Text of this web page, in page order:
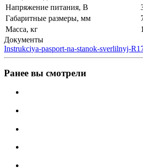
Напряжение питания, В
Габаритные размеры, мм
Масса, кг
Документы
Instrukciya-pasport-na-stanok-sverlilnyj-
Ранее вы смотрели